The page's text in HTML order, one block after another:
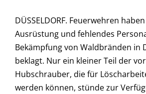
DÜSSELDORF. Feuerwehren
Ausrüstung und fehlendes
Bekämpfung von Waldbränden in
beklagt. Nur ein kleiner Teil der
Hubschrauber, die für
werden können, stünde zur